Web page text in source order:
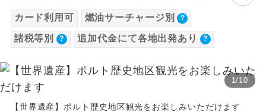
カード利用可 燃油サーチャージ別
諸税等別 追加代金にて各地出発あり
1/10
【世界遺産】ポルト歴史地区観光をお楽しみいただけます
旅行代金に各国空港の旅客サービス施設使用
料と空港税等は含まれておりません。別途お
大人（12歳以上）16,740円、子供（2歳以上
12歳未満）16,740円
※手配の都合により変更になる場合がありま
飛行機追加代金（1名様につき）
設定期間（往路出発日）：上記期間以外
【往路】
追加代金
北海道 新千歳空港 リクエスト受付 10,000円
温泉 温泉地にも宿泊するコースです。
す。
大浴場